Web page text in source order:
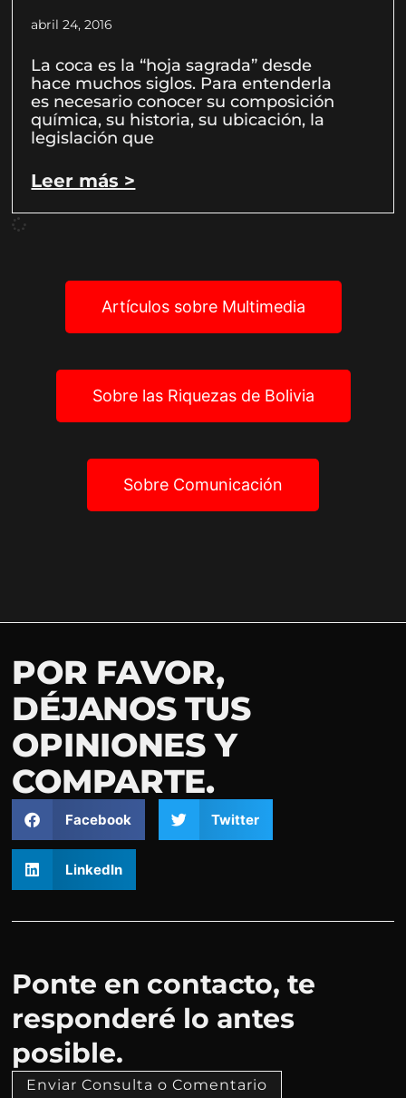
abril 24, 2016
La coca es la “hoja sagrada” desde
hace muchos siglos. Para entenderla
es necesario conocer su composición
química, su historia, su ubicación, la
legislación que
Leer más >
Artículos sobre Multimedia
Sobre las Riquezas de Bolivia
Sobre Comunicación
POR FAVOR,
DÉJANOS TUS
OPINIONES Y
COMPARTE.
Facebook Twitter
LinkedIn
Ponte en contacto, te
responderé lo antes
posible.
Enviar Consulta o Comentario